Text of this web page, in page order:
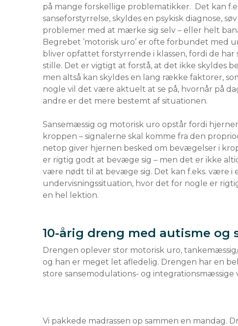
på mange forskellige problematikker. Det kan
sanseforstyrrelse, skyldes en psykisk diagnose,
problemer med at mærke sig selv – eller helt
Begrebet ’motorisk uro’ er ofte forbundet med
bliver opfattet forstyrrende i klassen, fordi de
stille. Det er vigtigt at forstå, at det ikke skyldes
men altså kan skyldes en lang række faktorer,
nogle vil det være aktuelt at se på, hvornår på
andre er det mere bestemt af situationen.
Sansemæssig og motorisk uro opstår fordi
kroppen – signalerne skal komme fra den
netop giver hjernen besked om bevægelser i
er rigtig godt at bevæge sig – men det er ikke
være nødt til at bevæge sig. Det kan f.eks. være i
undervisningssituation, hvor det for nogle er
en hel lektion.
10-årig dreng med autisme og
Drengen oplever stor motorisk uro,
og han er meget let afledelig. Drengen har en
Vi pakkede madrassen op sammen en mandag.